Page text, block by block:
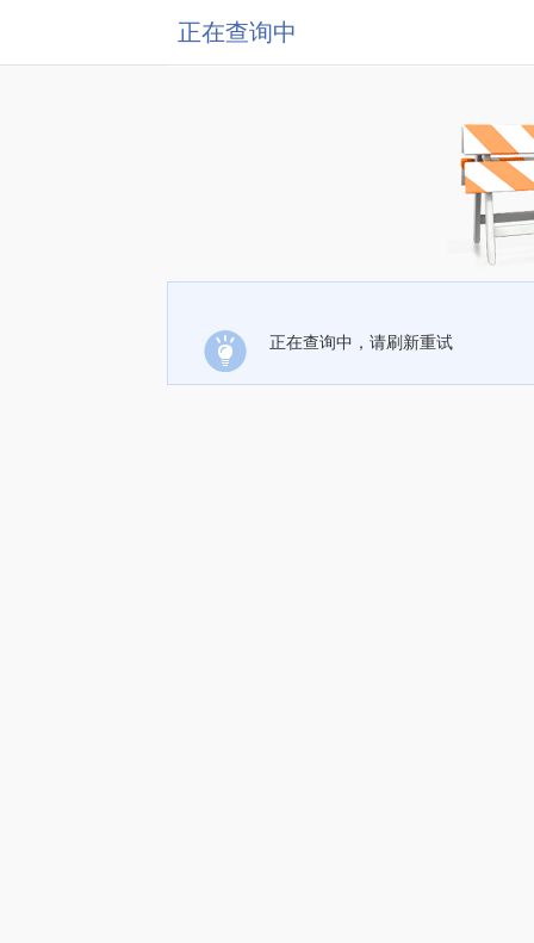
正在查询中
正在查询中，请刷新重试